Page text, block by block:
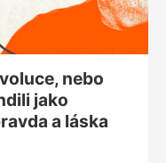
nebo
jako
a láska